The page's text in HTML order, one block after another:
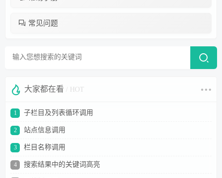
常见问题
大家都在看 / HOT
1 子栏目及列表循环调用
2 站点信息调用
3 栏目名称调用
4 搜索结果中的关键词高亮